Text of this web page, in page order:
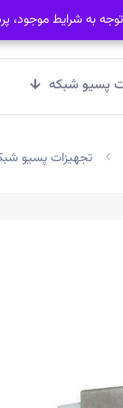
پسیو شبکه
تجهیزات پسیو
به شرایط موجود،
به شرایط موجود،